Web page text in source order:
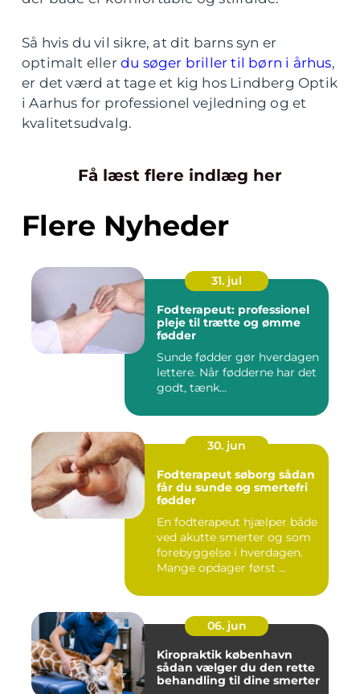
Så hvis du vil sikre, at dit barns syn er
optimalt eller du søger briller til børn i århus,
er det værd at tage et kig hos Lindberg Optik
i Aarhus for professionel vejledning og et
kvalitetsudvalg.
Få læst flere indlæg her
Flere Nyheder
31. jul
Fodterapeut: professionel
pleje til trætte og ømme
fødder
Sunde fødder gør hverdagen
lettere. Når fødderne har det
godt, tænk...
30. jun
Fodterapeut søborg sådan
får du sunde og smertefri
fødder
En fodterapeut hjælper både
ved akutte smerter og som
forebyggelse i hverdagen.
Mange opdager først ...
06. jun
Kiropraktik københavn
sådan vælger du den rette
behandling til dine smerter